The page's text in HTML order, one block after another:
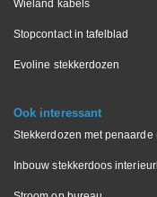
Wieland kabels
Stopcontact in tafelblad
Evoline stekkerdozen
Ook interessant
Stekkerdozen met penaarde
Inbouw stekkerdoos